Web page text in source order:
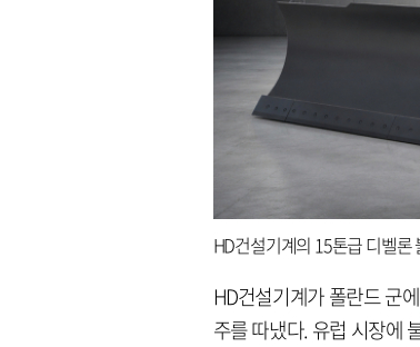
HD건설기계의 15톤급 디벨
HD건설기계가 폴란드 군
주를 따냈다. 유럽 시장에